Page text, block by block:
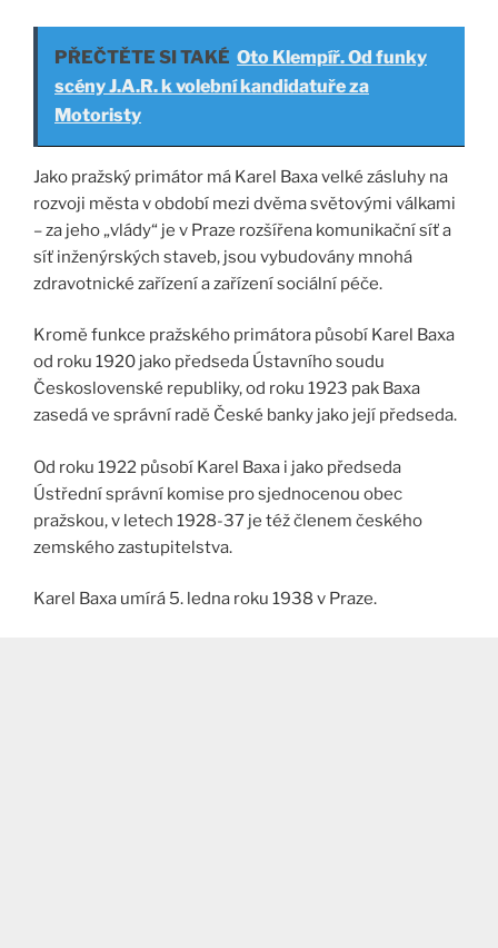
PŘEČTĚTE SI TAKÉ Oto Klempíř. Od funky
scény J.A.R. k volební kandidatuře za
Motoristy
Jako pražský primátor má Karel Baxa velké zásluhy na
rozvoji města v období mezi dvěma světovými válkami
– za jeho „vlády“ je v Praze rozšířena komunikační síť a
síť inženýrských staveb, jsou vybudovány mnohá
zdravotnické zařízení a zařízení sociální péče.
Kromě funkce pražského primátora působí Karel Baxa
od roku 1920 jako předseda Ústavního soudu
Československé republiky, od roku 1923 pak Baxa
zasedá ve správní radě České banky jako její předseda.
Od roku 1922 působí Karel Baxa i jako předseda
Ústřední správní komise pro sjednocenou obec
pražskou, v letech 1928-37 je též členem českého
zemského zastupitelstva.
Karel Baxa umírá 5. ledna roku 1938 v Praze.